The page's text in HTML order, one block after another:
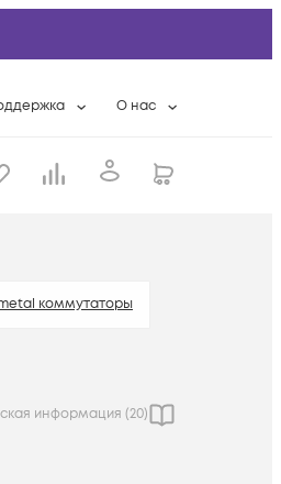
работы
поддержка
О нас
Контактная
коммутаторы
информация (20)